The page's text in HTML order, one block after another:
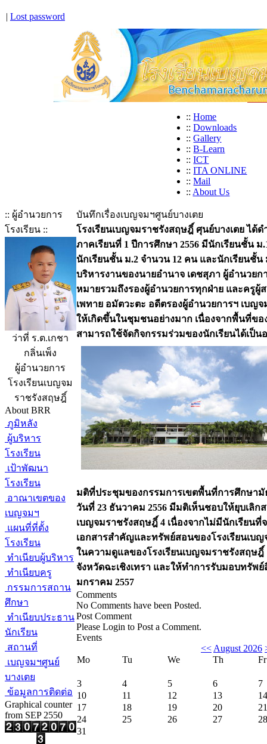
| Lost password
:: Home
:: Downloads
:: Gallery
:: B-Learn
:: ICT
:: ITA ONLINE
:: Mail
:: About Us
:: ผู้อำนวยการ
โรงเรียน ::
ว่าที่ ร.ต.เกชา
กลิ่นเพ็ง
ผู้อำนวยการ
โรงเรียนเบญจม
ราชรังสฤษฎิ์
About BRR
ภูมิหลัง
ผู้บริหาร
โรงเรียน
เป้าพัฒนา
โรงเรียน
อาณาเขตของ
เบญจมฯ
แผนที่ที่ตั้ง
โรงเรียน
ทำเนียบผู้บริหาร
ทำเนียบครู
กรรมการสถาน
ศึกษา
ทำเนียบประธาน
นักเรียน
สถานที่
เบญจมฯศูนย์
บางเตย
ข้อมูลการติดต่อ
Graphical counter
from SEP 2550
บันทึกเรื่องเบญจมฯศูนย์บางเตย
โรงเรียนเบญจมราชรังสฤษฎิ์ ศุนย์บางเตย ได้
ภาคเรียนที่ 1 ปีการศึกษา 2556 มีนักเรียนชั้น ม
นักเรียนชั้น ม.2 จำนวน 12 คน และนักเรียนชั้น
บริหารงานของนายอำนาจ เดชสุภา ผู้อำนวยก
หมายรวมถึงรองผู้อำนวยการทุกฝ่าย และครู
เพทาย อมัตวะตะ อดีตรองผู้อำนวยการฯ เบญ
ให้เกิดขึ้นในชุมชนอย่างมาก เนื่องจากพื้นที่ขอ
สามารถใช้จัดกิจกรรมร่วมของนักเรียนได้เป็น
มติที่ประชุมของกรรมการเขตพื้นที่การศึกษามั
วันที่ 23 ธันวาคม 2556 มีมติเห็นชอบให้ยุบเลิ
เบญจมราชรังสฤษฎิ์ 4 เนื่องจากไม่มีนักเรียนที่
เอกสารสำคัญและทรัพย์สอนของโรงเรียนเบ
ในความดูแลของโรงเรียนเบญจมราชรังสฤษฎิ์
จังหวัดฉะเชิงเทรา และให้ทำการรับมอบทรัพ
มกราคม 2557
Comments
No Comments have been Posted.
Post Comment
Please Login to Post a Comment.
Events
<< August 2026
Mo
Tu We Th Fr
3 4 5 6
7
10
11 12 13
14
17
18 19 20
21
24
25 26 27
28
31